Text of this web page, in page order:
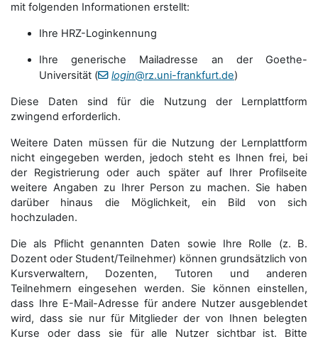
mit folgenden Informationen erstellt:
Ihre HRZ-Loginkennung
Ihre generische Mailadresse an der Goethe-
Universität (
login@rz.uni-frankfurt.de)
Diese Daten sind für die Nutzung der Lernplattform
zwingend erforderlich.
Weitere Daten müssen für die Nutzung der Lernplattform
nicht eingegeben werden, jedoch steht es Ihnen frei, bei
der Registrierung oder auch später auf Ihrer Profilseite
weitere Angaben zu Ihrer Person zu machen. Sie haben
darüber hinaus die Möglichkeit, ein Bild von sich
hochzuladen.
Die als Pflicht genannten Daten sowie Ihre Rolle (z. B.
Dozent oder Student/Teilnehmer) können grundsätzlich von
Kursverwaltern, Dozenten, Tutoren und anderen
Teilnehmern eingesehen werden. Sie können einstellen,
dass Ihre E-Mail-Adresse für andere Nutzer ausgeblendet
wird, dass sie nur für Mitglieder der von Ihnen belegten
Kurse oder dass sie für alle Nutzer sichtbar ist. Bitte